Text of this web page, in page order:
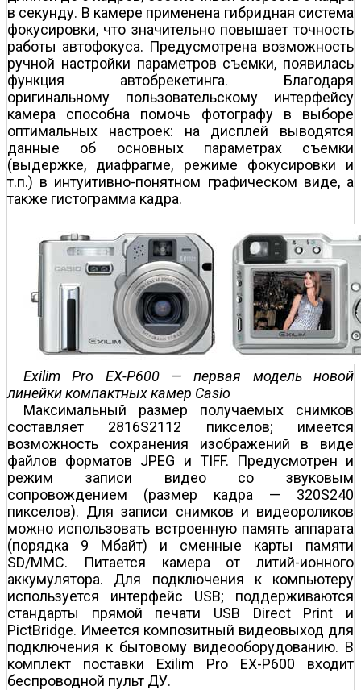
в секунду. В камере применена гибридная система
фокусировки, что значительно повышает точность
работы автофокуса. Предусмотрена возможность
ручной настройки параметров съемки, появилась
функция автобрекетинга. Благодаря
оригинальному пользовательскому интерфейсу
камера способна помочь фотографу в выборе
оптимальных настроек: на дисплей выводятся
данные об основных параметрах съемки
(выдержке, диафрагме, режиме фокусировки и
т.п.) в интуитивно-понятном графическом виде, а
также гистограмма кадра.
Exilim Pro EX-P600 — первая модель новой
линейки компактных камер Casio
Максимальный размер получаемых снимков
составляет 2816Ѕ2112 пикселов; имеется
возможность сохранения изображений в виде
файлов форматов JPEG и TIFF. Предусмотрен и
режим записи видео со звуковым
сопровождением (размер кадра — 320Ѕ240
пикселов). Для записи снимков и видеороликов
можно использовать встроенную память аппарата
(порядка 9 Мбайт) и сменные карты памяти
SD/MMC. Питается камера от литий-ионного
аккумулятора. Для подключения к компьютеру
используется интерфейс USB; поддерживаются
стандарты прямой печати USB Direct Print и
PictBridge. Имеется композитный видеовыход для
подключения к бытовому видеооборудованию. В
комплект поставки Exilim Pro EX-P600 входит
беспроводной пульт ДУ.